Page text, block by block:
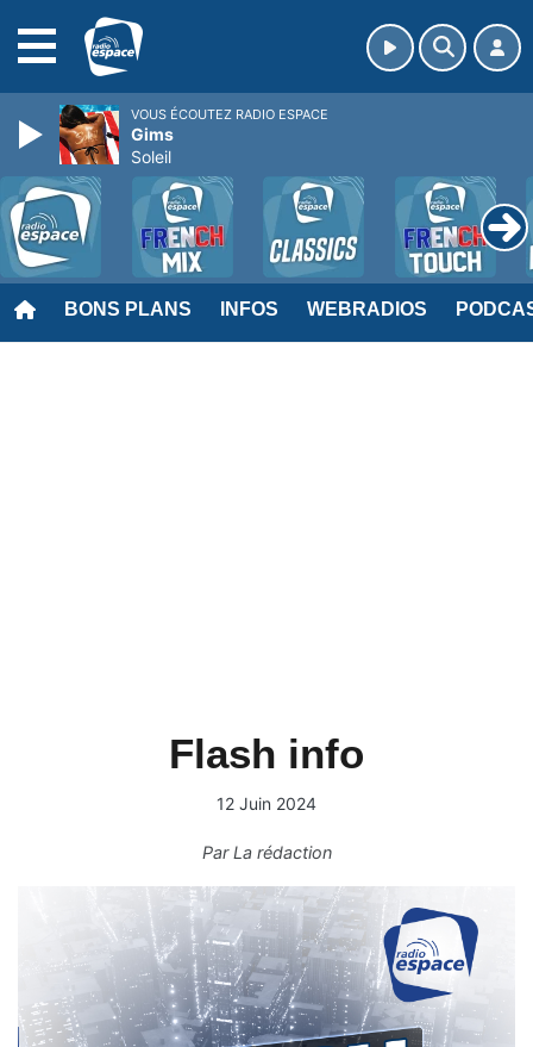
BONS PLANS INFOS WEBRADIOS
Flash info
12 Juin 2024
ParLa rédaction
VOUS ÉCOUTEZ RADIO ESPACE
Gims
Soleil